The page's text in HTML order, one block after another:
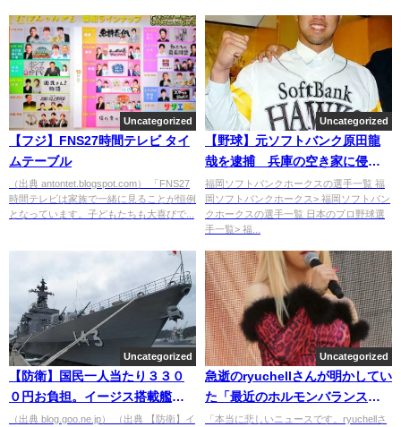
Uncategorized
【フジ】FNS27時間テレビ タイ
ムテーブル
（出典 antontet.blogspot.com） 「FNS27
時間テレビは家族で一緒に見ることが恒例
となっています。子どもたちも大喜びで...
Uncategorized
【野球】元ソフトバンク原田龍
哉を逮捕 兵庫の空き家に侵入
疑いも「盗む物がなかった」
[9999★]
福岡ソフトバンクホークスの選手一覧 福
岡ソフトバンクホークス> 福岡ソフトバン
クホークスの選手一覧 日本のプロ野球選
手一覧> 福...
Uncategorized
【防衛】国民一人当たり３３０
０円お負担。イージス搭載艦、
１隻あたり３９５０億円 [ぐれ
（出典 blog.goo.ne.jp） （出典 【防衛】イ
Uncategorized
急逝のryuchellさんが明かしてい
た「最近のホルモンバランスの
悩み」にファン驚愕
「本当に悲しいニュースです。ryuchellさ